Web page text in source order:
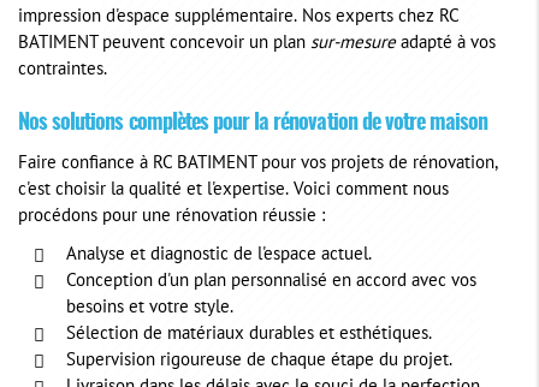
impression d'espace supplémentaire. Nos experts chez RC
BATIMENT peuvent concevoir un plan sur-mesureadapté à vos
contraintes.
Nos solutions complètes pour la rénovation de votre maison
Faire confiance à RC BATIMENT pour vos projets de rénovation,
c'est choisir la qualité et l'expertise. Voici comment nous
procédons pour une rénovation réussie :
Analyse et diagnostic de l'espace actuel.
Conception d'un plan personnalisé en accord avec vos
besoins et votre style.
Sélection de matériaux durables et esthétiques.
Supervision rigoureuse de chaque étape du projet.